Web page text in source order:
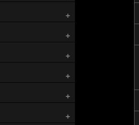
+
+
+
+
+
+